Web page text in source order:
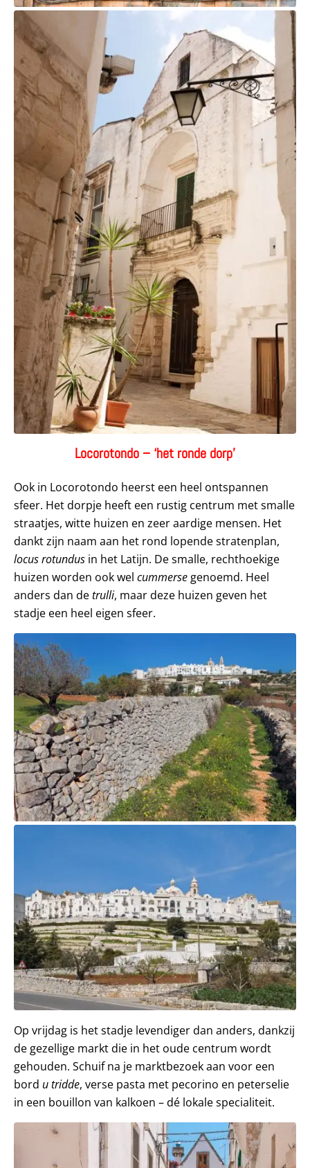
Locorotondo – ‘het ronde dorp’
Ook in Locorotondo heerst een heel ontspannen
sfeer. Het dorpje heeft een rustig centrum met smalle
straatjes, witte huizen en zeer aardige mensen. Het
dankt zijn naam aan het rond lopende stratenplan,
locus rotundus in het Latijn. De smalle, rechthoekige
huizen worden ook wel cummerse genoemd. Heel
anders dan detrulli, maar deze huizen geven het
stadje een heel eigen sfeer.
Op vrijdag is het stadje levendiger dan anders, dankzij
de gezellige markt die in het oude centrum wordt
gehouden. Schuif na je marktbezoek aan voor een
bord u tridde, verse pasta met pecorino en peterselie
in een bouillon van kalkoen – dé lokale specialiteit.